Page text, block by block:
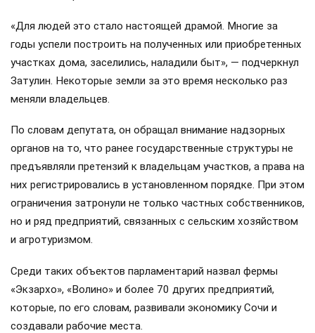
«Для людей это стало настоящей драмой. Многие за
годы успели построить на полученных или приобретенных
участках дома, заселились, наладили быт», — подчеркнул
Затулин. Некоторые земли за это время несколько раз
меняли владельцев.
По словам депутата, он обращал внимание надзорных
органов на то, что ранее государственные структуры не
предъявляли претензий к владельцам участков, а права на
них регистрировались в установленном порядке. При этом
ограничения затронули не только частных собственников,
но и ряд предприятий, связанных с сельским хозяйством
и агротуризмом.
Среди таких объектов парламентарий назвал фермы
«Экзархо», «Волино» и более 70 других предприятий,
которые, по его словам, развивали экономику Сочи и
создавали рабочие места.